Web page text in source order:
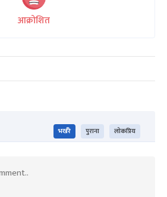
आक्रोशित
भर्खरै पुराना लोकप्रिय